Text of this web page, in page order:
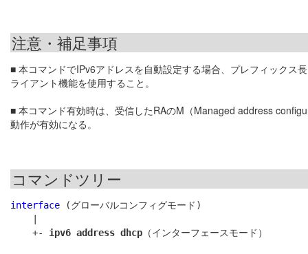
注意・補足事項
■ 本コマンドでIPv6アドレスを自動設定する場合、プレフィックス
ライアント機能を使用すること。
■ 本コマンド有効時は、受信したRAのM（Managed address
動作が有効になる。
コマンドツリー
interface (グローバルコンフィグモード)
    +-
ipv6 address dhcp